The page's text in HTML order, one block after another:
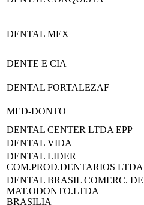
DENTAL MEX
DENTE E CIA
DENTAL FORTALEZAF
MED-DONTO
DENTAL CENTER LTDA EPP
DENTAL VIDA
DENTAL LIDER
COM.PROD.DENTARIOS LTDA
DENTAL BRASIL COMERC. DE
MAT.ODONTO.LTDA
BRASILIA